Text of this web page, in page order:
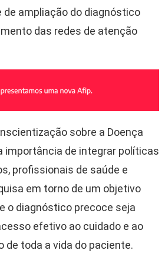
de ampliação do diagnóstico
das redes de atenção
sobre a Doença
importância de integrar políticas
profissionais de saúde e
em torno de um objetivo
o diagnóstico precoce seja
efetivo ao cuidado e ao
de toda a vida do paciente.